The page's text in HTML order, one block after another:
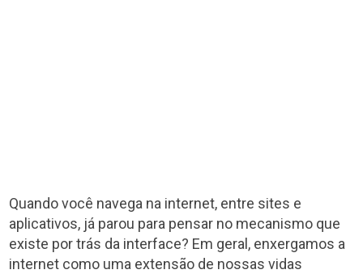
Quando você navega na internet, entre sites e
aplicativos, já parou para pensar no mecanismo que
existe por trás da interface? Em geral, enxergamos a
internet como uma extensão de nossas vidas